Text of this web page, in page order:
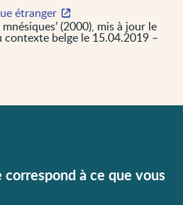
étranger
(2000), mis à jour le
belge le 15.04.2019 –
à ce que vous